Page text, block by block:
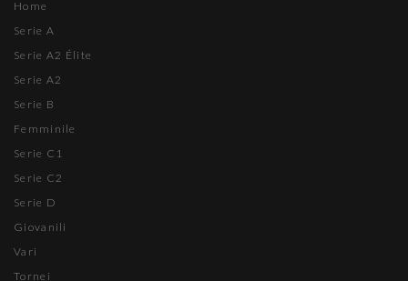
Home
Serie A
Serie A2 Élite
Serie A2
Serie B
Femminile
Serie C1
Serie C2
Serie D
Giovanili
Vari
Tornei